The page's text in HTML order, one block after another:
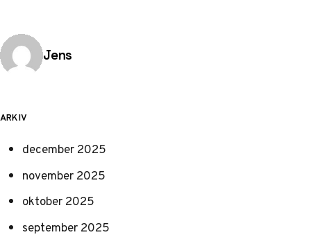
Publicerad av
Jens
ARKIV
december 2025
november 2025
oktober 2025
september 2025